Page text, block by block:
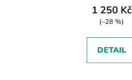
1 250 Kč
(–28 %)
DETAIL